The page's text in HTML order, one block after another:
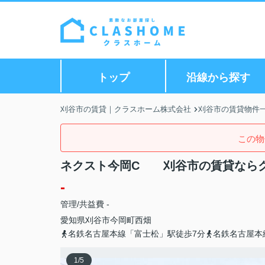
トップ 沿線から探す
刈谷市の賃貸｜クラスホーム株式会社 刈谷市の賃貸物件
この
ネクスト今岡C 刈谷市の賃貸なら
-
管理/共益費 -
愛知県刈谷市今岡町西畑
名鉄名古屋本線「富士松」駅徒歩7分
名鉄名古屋
1/5